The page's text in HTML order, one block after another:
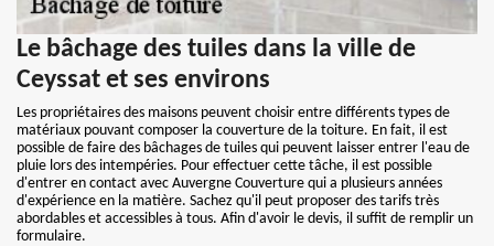
Le bâchage des tuiles dans la ville de
Ceyssat et ses environs
Les propriétaires des maisons peuvent choisir entre différents types de
matériaux pouvant composer la couverture de la toiture. En fait, il est
possible de faire des bâchages de tuiles qui peuvent laisser entrer l'eau de
pluie lors des intempéries. Pour effectuer cette tâche, il est possible
d'entrer en contact avec Auvergne Couverture qui a plusieurs années
d'expérience en la matière. Sachez qu'il peut proposer des tarifs très
abordables et accessibles à tous. Afin d'avoir le devis, il suffit de remplir un
formulaire.